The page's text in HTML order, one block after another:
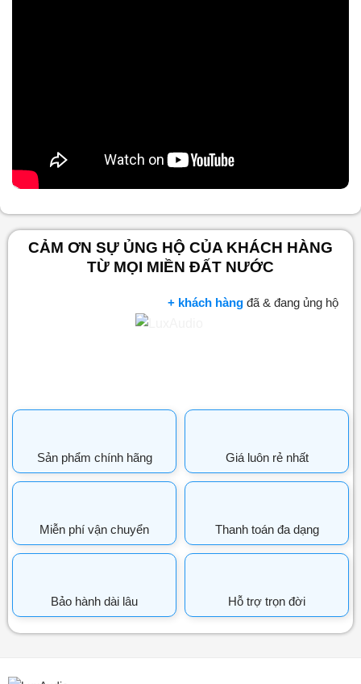
CẢM ƠN SỰ ỦNG HỘ CỦA KHÁCH HÀNG
TỪ MỌI MIỀN ĐẤT NƯỚC
+ khách hàng đã & đang ủng hộ
Sản phẩm chính hãng Giá luôn rẻ nhất
Miễn phí vận chuyển Thanh toán đa dạng
Bảo hành dài lâu Hỗ trợ trọn đời